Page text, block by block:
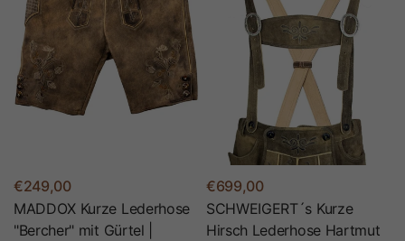
€249,00
MADDOX Kurze Lederhose
"Bercher" mit Gürtel |
€699,00
SCHWEIGERT´s Kurze
Hirsch Lederhose Hartmut